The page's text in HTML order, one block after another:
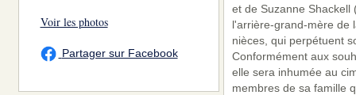
Voir les photos
Partager sur Facebook
et de Suzanne Shackell
l'arrière-grand-mère de
nièces, qui perpétuent
Conformément aux
elle sera inhumée au
membres de sa famille